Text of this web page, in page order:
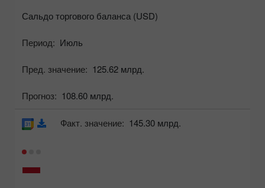
Сальдо торгового баланса (USD)
Период: Июль
Пред. значение: 125.62 млрд.
Прогноз: 108.60 млрд.
Факт. значение: 145.30 млрд.